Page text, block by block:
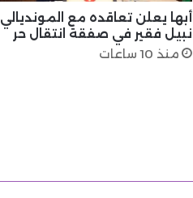
أبها يعلن تعاقده مع المونديالي
نبيل فقير في صفقة انتقال حر
منذ 10 ساعات